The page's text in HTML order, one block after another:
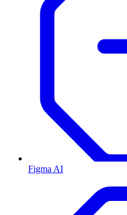
Figma AI